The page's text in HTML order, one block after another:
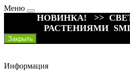
Меню
НОВИНКА! >>
РАСТЕНИЯМИ
Закрыть
Информация